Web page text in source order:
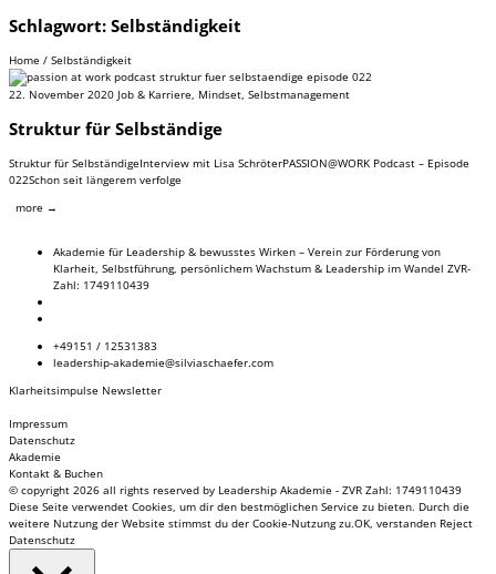
Schlagwort: Selbständigkeit
Home / Selbständigkeit
22. November 2020 Job & Karriere, Mindset, Selbstmanagement
Struktur für Selbständige
Struktur für SelbständigeInterview mit Lisa SchröterPASSION@WORK Podcast – Episode
022Schon seit längerem verfolge
more →
Akademie für Leadership & bewusstes Wirken – Verein zur Förderung von
Klarheit, Selbstführung, persönlichem Wachstum & Leadership im Wandel ZVR-
Zahl: 1749110439
+49151 / 12531383
leadership-akademie@silviaschaefer.com
Klarheitsimpulse Newsletter
Impressum
Datenschutz
Akademie
Kontakt & Buchen
© copyright 2026 all rights reserved by Leadership Akademie - ZVR Zahl: 1749110439
Diese Seite verwendet Cookies, um dir den bestmöglichen Service zu bieten. Durch die
weitere Nutzung der Website stimmst du der Cookie-Nutzung zu.OK, verstanden Reject
Datenschutz